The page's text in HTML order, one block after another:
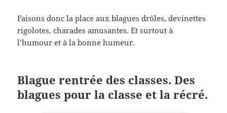
Faisons donc la place aux blagues drôles, devinettes
rigolotes, charades amusantes. Et surtout à
l’humour et à la bonne humeur.
Blague rentrée des classes. Des
blagues pour la classe et la récré.